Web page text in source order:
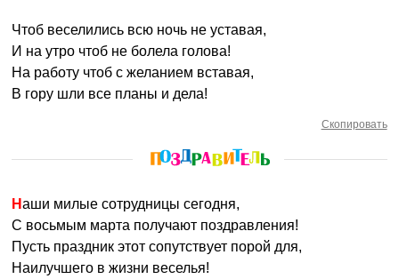
Чтоб веселились всю ночь не уставая,
И на утро чтоб не болела голова!
На работу чтоб с желанием вставая,
В гору шли все планы и дела!
Скопировать
Наши милые сотрудницы сегодня,
С восьмым марта получают поздравления!
Пусть праздник этот сопутствует порой для,
Наилучшего в жизни веселья!